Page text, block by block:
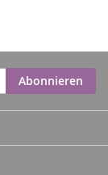
Abonnieren